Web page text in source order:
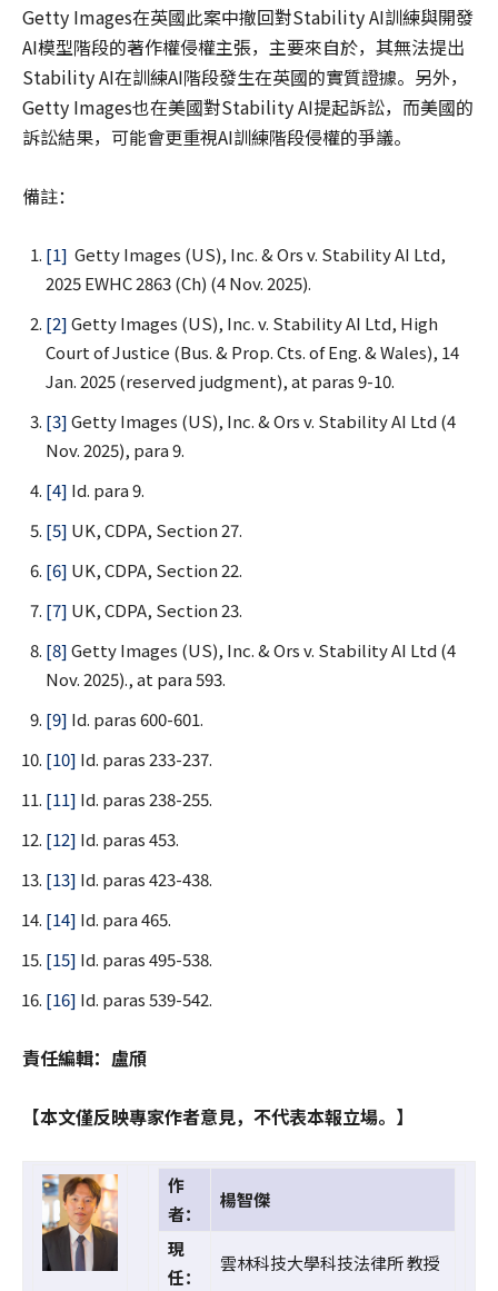
Getty Images在英國此案中撤回對Stability AI訓練與開發
AI模型階段的著作權侵權主張，主要來自於，其無法提出
Stability AI在訓練AI階段發生在英國的實質證據。另外，
Getty Images也在美國對Stability AI提起訴訟，而美國的
訴訟結果，可能會更重視AI訓練階段侵權的爭議。
備註：
[1] Getty Images (US), Inc. & Ors v. Stability AI Ltd,
2025 EWHC 2863 (Ch) (4 Nov. 2025).
[2]Getty Images (US), Inc. v. Stability AI Ltd, High
Court of Justice (Bus. & Prop. Cts. of Eng. & Wales), 14
Jan. 2025 (reserved judgment), at paras 9-10.
[3]Getty Images (US), Inc. & Ors v. Stability AI Ltd (4
Nov. 2025), para 9.
[4] Id. para 9.
[5] UK, CDPA, Section 27.
[6] UK, CDPA, Section 22.
[7] UK, CDPA, Section 23.
[8]Getty Images (US), Inc. & Ors v. Stability AI Ltd (4
Nov. 2025)., at para 593.
[9] Id. paras 600-601.
[10] Id. paras 233-237.
[11] Id. paras 238-255.
[12] Id. paras 453.
[13] Id. paras 423-438.
[14] Id. para 465.
[15] Id. paras 495-538.
[16] Id. paras 539-542.
責任編輯：盧頎
【本文僅反映專家作者意見，不代表本報立場。】
作
者：
楊智傑
現
任：
雲林科技大學科技法律所 教授